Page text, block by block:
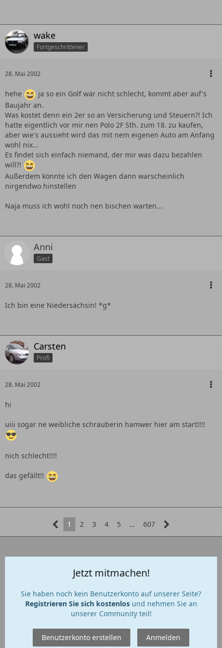
wake
Fortgeschrittener
28. Mai 2002
hehe
ja so ein Golf wär nicht schlecht, kommt aber auf's
Baujahr an.
Was kostet denn ein 2er so an Versicherung und Steuern?! Ich
hatte eigentlich vor mir nen Polo 2F Sth. zum 18. zu kaufen,
aber wie's aussieht wird das mit nem eigenen Auto am Anfang
wohl nix...
Es findet sich einfach niemand, der mir was dazu bezahlen
will?!
Außerdem könnte ich den Wagen dann warscheinlich
nirgendwo hinstellen
Naja muss ich wohl noch nen bischen warten...
Anni
Gast
28. Mai 2002
Ich bin eine Niedersächsin! *g*
Carsten
Profi
28. Mai 2002
hi
uiii sogar ne weibliche schrauberin hamwer hier am start!!!!
nich schlecht!!!!
das gefällt!!
1 2 3 4 5 … 607
Jetzt mitmachen!
Sie haben noch kein Benutzerkonto auf unserer Seite?
Registrieren Sie sich kostenlosund nehmen Sie an
unserer Community teil!
Benutzerkonto erstellen Anmelden